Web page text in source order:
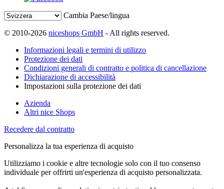
Cambia Paese/lingua
© 2010-2026 niceshops GmbH - All rights reserved.
Informazioni legali e termini di utilizzo
Protezione dei dati
Condizioni generali di contratto e politica di cancellazione
Dichiarazione di accessibilità
Impostazioni sulla protezione dei dati
Azienda
Altri nice Shops
Recedere dal contratto
Personalizza la tua esperienza di acquisto
Utilizziamo i cookie e altre tecnologie solo con il tuo consenso
individuale per offrirti un'esperienza di acquisto personalizzata.